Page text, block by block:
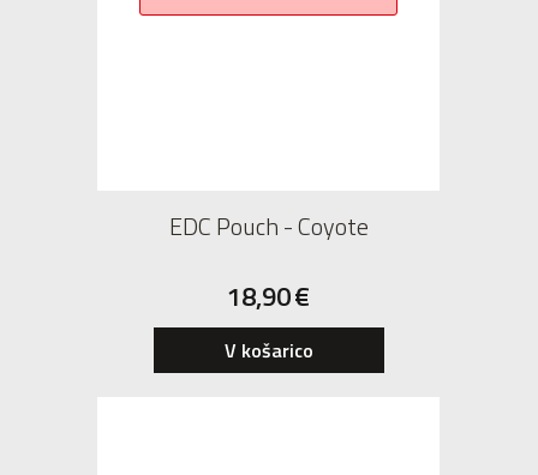
EDC Pouch - Coyote
18,90€
V košarico